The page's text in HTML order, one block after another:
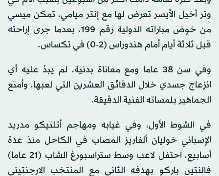
وتر أخيل الأيسر تعرض لها مع إنتر ميامي، تمكن ميسي
من خوض مباراته الدولية رقم 199، بعدما جرى إراحته
قبل ثلاثة أيام أمام هندوراس (2-0) في تكساس.
وفي سن 38 عاما ومع معاناة بدنية، لم يبدُ عليه أي
انزعاج جسدي خلال الدقائق العشرين التي لعبها، وأمتع
الجماهير بلمساته الفنية الدقيقة.
في الشوط الأول، وفي غيابه ومهاجم أتلتيكو مدريد
الإسباني خوليان ألفاريز المصاب في الكاحل منذ عدة
أسابيع، احتفل لاعب وسط ستراسبورغ الشاب (21 عاما)
فالنتين باركو بهدفه الثاني مع المنتخب الارجنتيني